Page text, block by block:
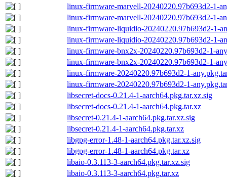
linux-firmware-marvell-20240220.97b693d2-1-
linux-firmware-marvell-20240220.97b693d2-1-
linux-firmware-liquidio-20240220.97b693d2-1-
linux-firmware-liquidio-20240220.97b693d2-1-
linux-firmware-bnx2x-20240220.97b693d2-1-
linux-firmware-bnx2x-20240220.97b693d2-1-
linux-firmware-20240220.97b693d2-1-
linux-firmware-20240220.97b693d2-1-
libsecret-docs-0.21.4-1-aarch64.pkg.tar.xz.sig
libsecret-docs-0.21.4-1-aarch64.pkg.tar.xz
libsecret-0.21.4-1-aarch64.pkg.tar.xz.sig
libsecret-0.21.4-1-aarch64.pkg.tar.xz
libgpg-error-1.48-1-aarch64.pkg.tar.xz.sig
libgpg-error-1.48-1-aarch64.pkg.tar.xz
libaio-0.3.113-3-aarch64.pkg.tar.xz.sig
libaio-0.3.113-3-aarch64.pkg.tar.xz